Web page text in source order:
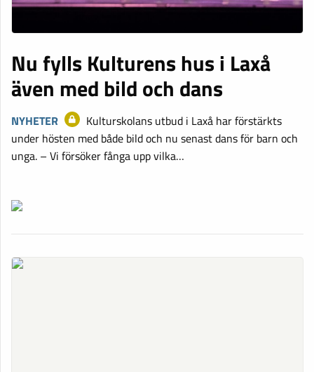
Nu fylls Kulturens hus i Laxå
även med bild och dans
NYHETER
Kulturskolans utbud i Laxå har förstärkts
under hösten med både bild och nu senast dans för barn och
unga. – Vi försöker fånga upp vilka…